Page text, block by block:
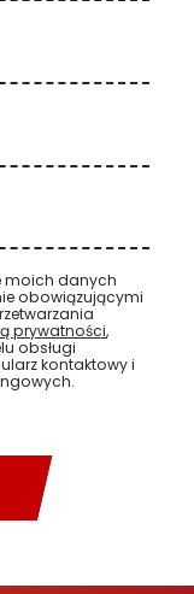
moich danych
obowiązującymi
prywatności,
obsługi
kontaktowy i